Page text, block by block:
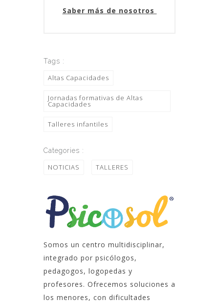
Saber más de nosotros
Tags :
Altas Capacidades
Jornadas formativas de Altas
Capacidades
Talleres infantiles
Categories :
NOTICIAS TALLERES
Somos un centro multidisciplinar,
integrado por psicólogos,
pedagogos, logopedas y
profesores. Ofrecemos soluciones a
los menores, con dificultades